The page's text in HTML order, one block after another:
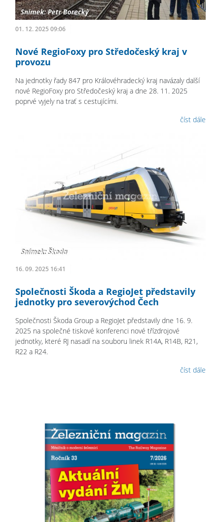
01. 12. 2025 09:06
Nové RegioFoxy pro Středočeský kraj v
provozu
Na jednotky řady 847 pro Královéhradecký kraj navázaly další
nové RegioFoxy pro Středočeský kraj a dne 28. 11. 2025
poprvé vyjely na trať s cestujícími.
číst dále
16. 09. 2025 16:41
Společnosti Škoda a RegioJet představily
jednotky pro severovýchod Čech
Společnosti Škoda Group a RegioJet představily dne 16. 9.
2025 na společné tiskové konferenci nové třízdrojové
jednotky, které RJ nasadí na souboru linek R14A, R14B, R21,
R22 a R24.
číst dále